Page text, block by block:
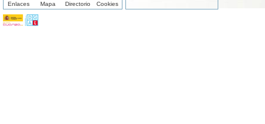
Enlaces Mapa Directorio Cookies